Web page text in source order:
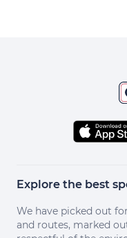
Explore the best
We have picked out
and routes, marked